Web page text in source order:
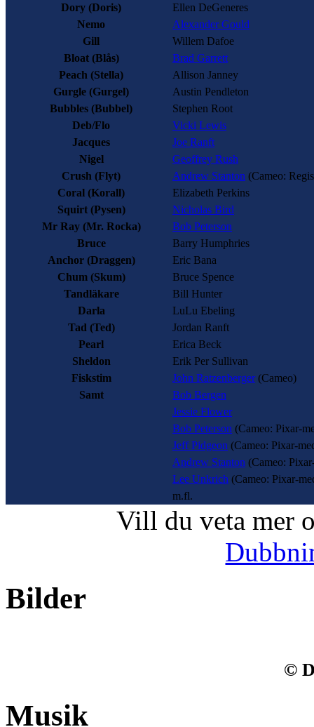
Dory(Doris)
Ellen DeGeneres
Nemo
Alexander Gould
Gill
Willem Dafoe
Bloat (Blås)
Brad Garrett
Peach(Stella)
Allison Janney
Gurgle(Gurgel)
Austin Pendleton
Bubbles(Bubbel)
Stephen Root
Deb/Flo
Vicki Lewis
Jacques
Joe Ranft
Nigel
Geoffrey Rush
Crush(Flyt) Andrew Stanton (Cameo:
Coral(Korall)
Elizabeth Perkins
Squirt (Pysen)
Nicholas Bird
Mr Ray (Mr. Rocka)
Bob Peterson
Bruce
Barry Humphries
Anchor (Draggen)
Eric Bana
Chum (Skum)
Bruce Spence
Tandläkare
Bill Hunter
Darla
LuLu Ebeling
Tad (Ted)
Jordan Ranft
Pearl
Erica Beck
Sheldon
Erik Per Sullivan
Fiskstim
John Ratzenberger (Cameo)
Samt
Bob Bergen
Jessie Flower
Bob Peterson (Cameo: Pixar-
Jeff Pidgeon (Cameo: Pixar-
Andrew Stanton (Cameo:
Lee Unkrich (Cameo: Pixar-
m.fl.
Vill du veta mer
Bilder
©
Musik